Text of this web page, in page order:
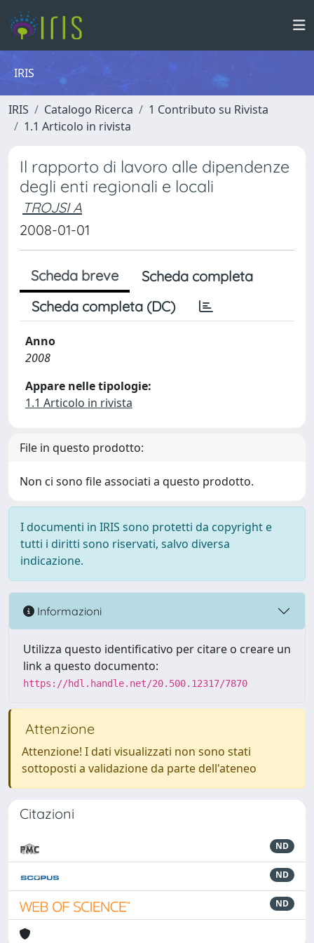
IRIS
IRIS Catalogo Ricerca
1 Contributo su Rivista
1.1 Articolo in rivista
Il rapporto di lavoro alle dipendenze
degli enti regionali e locali
TROJSI A
2008-01-01
Scheda breve
Scheda completa
Scheda completa (DC)
Anno
2008
Appare nelle tipologie:
1.1 Articolo in rivista
File in questo prodotto:
Non ci sono file associati a questo prodotto.
I documenti in IRIS sono protetti da copyright e
tutti i diritti sono riservati, salvo diversa
indicazione.
Informazioni
Utilizza questo identificativo per citare o creare un
link a questo documento:
https://hdl.handle.net/20.500.12317/7870
Attenzione
Attenzione! I dati visualizzati non sono stati
sottoposti a validazione da parte dell'ateneo
Citazioni
ND
ND
ND